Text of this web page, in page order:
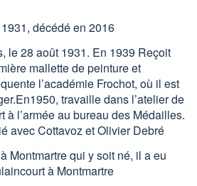
décédé en 2016
le 28 août 1931. En 1939 Reçoit
mallette de peinture et
l’académie Frochot, où il est
travaille dans l’atelier de
à l’armée au bureau des Médailles.
avec Cottavoz et Olivier Debré
Montmartre qui y soit né, il a eu
à Montmartre